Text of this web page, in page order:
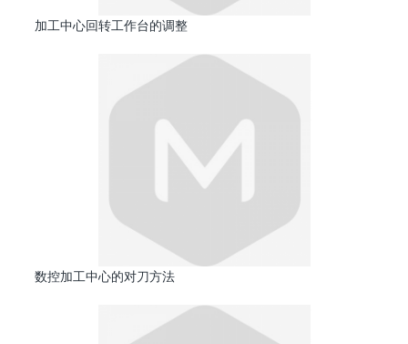
加工中心回转工作台的调整
数控加工中心的对刀方法